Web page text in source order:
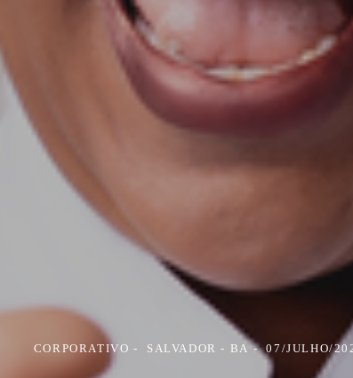
CORPORATIVO SALVADOR - BA 07/JULHO/